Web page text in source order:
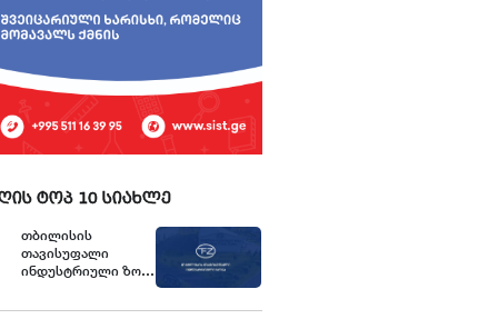
ტოპ 10 სიახლე
თბილისის
თავისუფალი
ინდუსტრიული ზონა
ავრცელებს